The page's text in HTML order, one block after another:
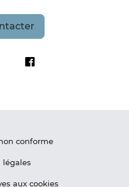
de France Les Deux-Caps
Maison du Site des
conforme
légales
aux cookies